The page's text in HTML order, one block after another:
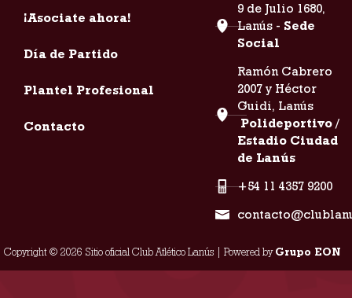
¡Asociate ahora!
Día de Partido
Plantel Profesional
Contacto
9 de Julio 1680,
Lanús - Sede
Social
Ramón Cabrero
2007 y Héctor
Guidi, Lanús
Polideportivo /
Estadio Ciudad
de Lanús
+54 11 4357 9200
Copyright © 2026 Sitio oficial Club Atlético Lanús | Powered byGrupo EON